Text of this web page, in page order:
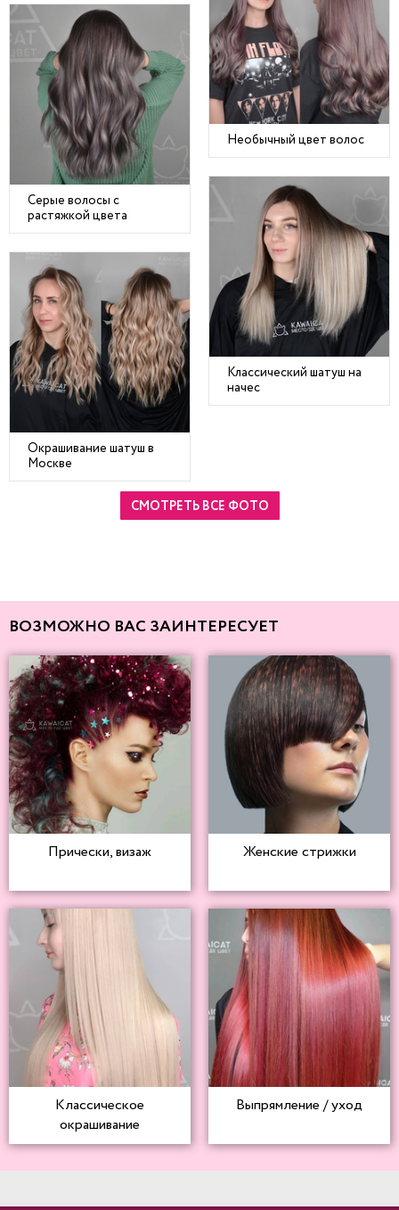
Необычный цвет волос
Серые волосы с
растяжкой цвета
Классический шатуш на
начес
Окрашивание шатуш в
Москве
СМОТРЕТЬ ВСЕ ФОТО
ВОЗМОЖНО ВАС ЗАИНТЕРЕСУЕТ
Прически, визаж Женские стрижки
Классическое
окрашивание
Выпрямление / уход